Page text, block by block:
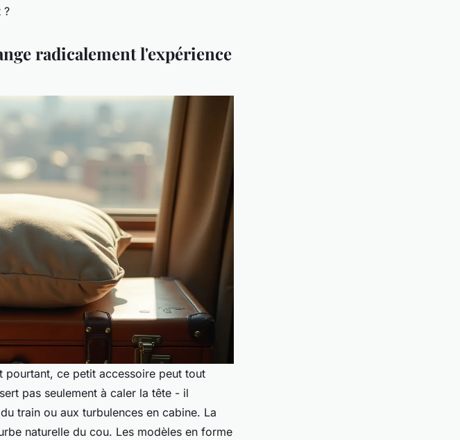
?
radicalement l'expérience
pourtant, ce petit accessoire peut tout
pas seulement à caler la tête - il
train ou aux turbulences en cabine. La
naturelle du cou. Les modèles en forme